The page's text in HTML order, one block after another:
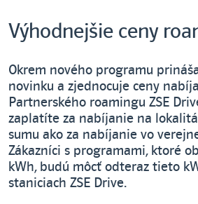
Výhodnejšie ceny
Okrem nového programu
novinku a zjednocuje ceny
Partnerského roamingu ZSE
zaplatíte za nabíjanie na
sumu ako za nabíjanie vo
Zákazníci s programami, ktoré
kWh, budú môcť odteraz tieto
staniciach ZSE Drive.